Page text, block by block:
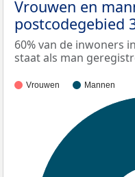
Vrouwen en
postcodegebied
60% van de inwoners
staat als man
Vrouwen Mannen